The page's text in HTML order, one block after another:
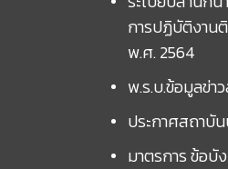
การปฏิบัติงาน
พ.ศ. 2564
พ.ร.บ.ข้อมูลข่า
ประกาศสถาบั
มาตรการ ข้อ